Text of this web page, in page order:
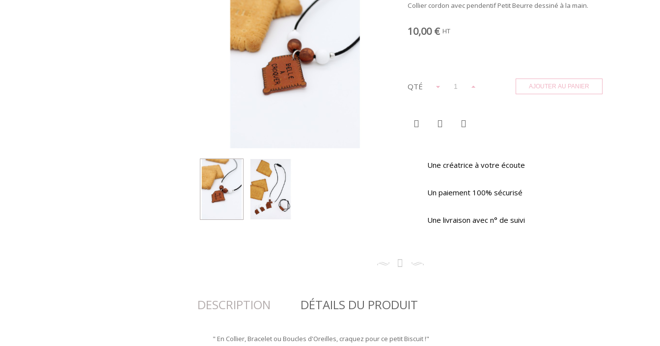
Collier cordon avec pendentif Petit Beurre dessiné à la main.
10,00 € HT
QTÉ AJOUTER AU PANIER
Une créatrice à votre écoute
Un paiement 100% sécurisé
Une livraison avec n° de suivi
DESCRIPTION DÉTAILS DU PRODUIT
" En Collier, Bracelet ou Boucles d'Oreilles, craquez pour ce petit Biscuit !"